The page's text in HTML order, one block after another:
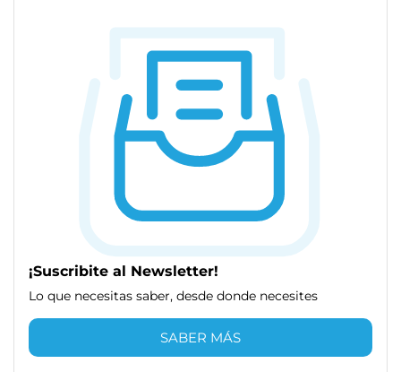
¡Suscribite al Newsletter!
Lo que necesitas saber, desde donde necesites
SABER MÁS